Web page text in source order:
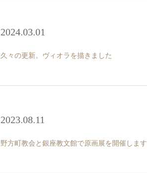
2024.03.01
久々の更新。ヴィオラを描きました
2023.08.11
野方町教会と銀座教文館で原画展を開催します